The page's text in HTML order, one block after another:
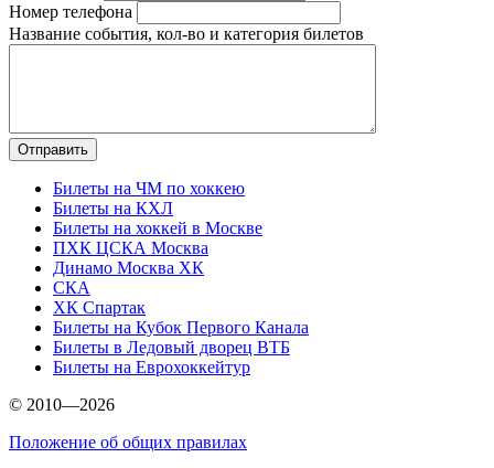
Номер телефона
Название события, кол-во и категория билетов
Билеты на ЧМ по хоккею
Билеты на КХЛ
Билеты на хоккей в Москве
ПХК ЦСКА Москва
Динамо Москва ХК
СКА
ХК Спартак
Билеты на Кубок Первого Канала
Билеты в Ледовый дворец ВТБ
Билеты на Еврохоккейтур
© 2010—2026
Положение об общих правилах